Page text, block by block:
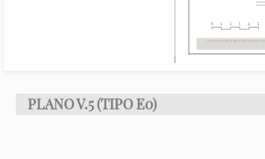
PLANO V.5 (TIPO E0)